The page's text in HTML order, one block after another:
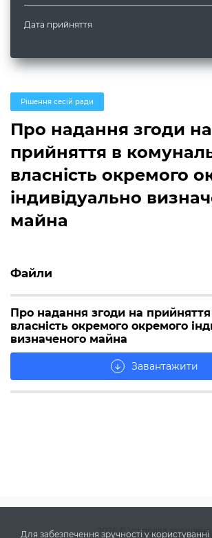
Дата прийняття
Рішення сесій ради
Про надання згоди на
прийняття в
власність окремого
індивідуально
майна
Файли
Про надання згоди на
власність окремого окремого
визначеного майна
arrow_downward Завантажити
2026 © Усі права захищено
Для забезпечення зручності у